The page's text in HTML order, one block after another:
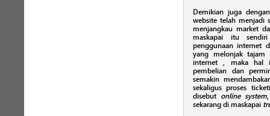
Demikian juga
website telah menjadi
menjangkau market
maskapai itu
penggunaan internet
yang melonjak
internet , maka hal
pembelian dan
semakin
sekaligus proses
disebut online system
sekarang di maskapai